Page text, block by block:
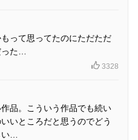
って思ってたのにただただ
た…
3328
品。こういう作品でも続い
いところだと思うのでどう
…